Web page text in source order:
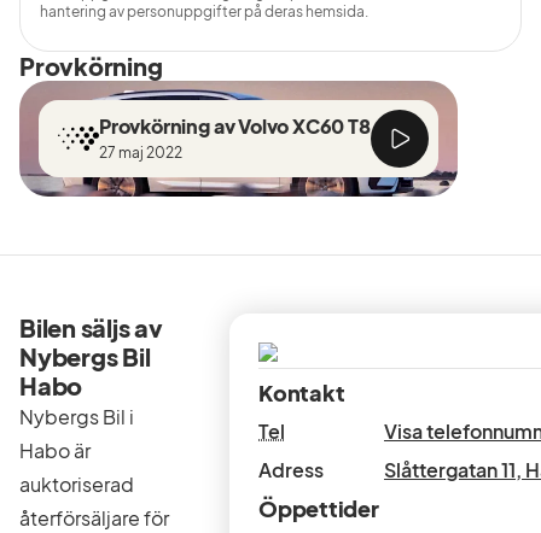
hantering av personuppgifter på deras hemsida.
Provkörning
Provkörning av Volvo XC60 T8
27 maj 2022
Bilen säljs av
Nybergs Bil
Habo
Nybergs Bil i
Habo är
auktoriserad
återförsäljare för
Kontakt
Tel
Visa
Adress
Slåttergatan 11,
Öppettider